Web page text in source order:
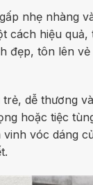
nhẹ nhàng
cách hiệu
đẹp, tôn lên
dễ thương
hoặc tiệc
vóc dáng